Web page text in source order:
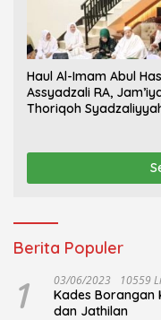
Haul Al-Imam Abul
Assyadzali RA,
Thoriqoh
Berita Populer
1 03/06/2023 10559
Kades Borangan
dan Jathilan